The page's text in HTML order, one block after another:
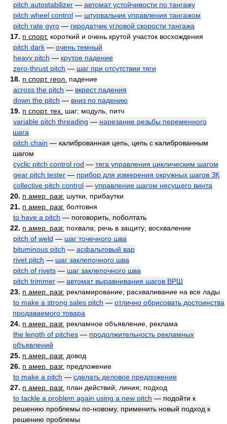
pitch autostabilizer — автомат устойчивости по тангажу
pitch wheel control — штурвальчик управления тангажом
pitch rate gyro — гиродатчик угловой скорости тангажа
17. n спорт. короткий и очень крутой участок восхождения
pitch dark — очень темный
heavy pitch — крутое падение
zero-thrust pitch — шаг при отсутствии тяги
18. n спорт. геол. падение
across the pitch — вкрест падения
down the pitch — вниз по падению
19. n спорт. тех. шаг; модуль, питч
variable pitch threading — нарезание резьбы переменного
шага
pitch chain — калиброванная цепь, цепь с калиброванным
шагом
cyclic pitch control rod — тяга управления циклическим шагом
gear pitch tester — прибор для измерения окружных шагов ЗК
collective pitch control — управление шагом несущего винта
20. n амер. разг. шутки, прибаутки
21. n амер. разг. болтовня
to have a pitch — поговорить, поболтать
22. n амер. разг. похвала; речь в защиту; восхваление
pitch of weld — шаг точечного шва
bituminous pitch — асфальтовый вар
rivet pitch — шаг заклепочного шва
pitch of rivets — шаг заклепочного шва
pitch trimmer — автомат выравнивания шагов ВРШ
23. n амер. разг. рекламирование; расхваливание на все лады
to make a strong sales pitch — отлично обрисовать достоинства
продаваемого товара
24. n амер. разг. рекламное объявление, реклама
the length of pitches — продолжительность рекламных
объявлений
25. n амер. разг. довод
26. n амер. разг. предложение
to make a pitch — сделать деловое предложение
27. n амер. разг. план действий; линия; подход
to tackle a problem again using a new pitch — подойти к
решению проблемы по-новому, применить новый подход к
решению проблемы